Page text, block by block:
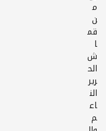
م
ن
قم
ا
ش
الح
رير
الن
اع
م